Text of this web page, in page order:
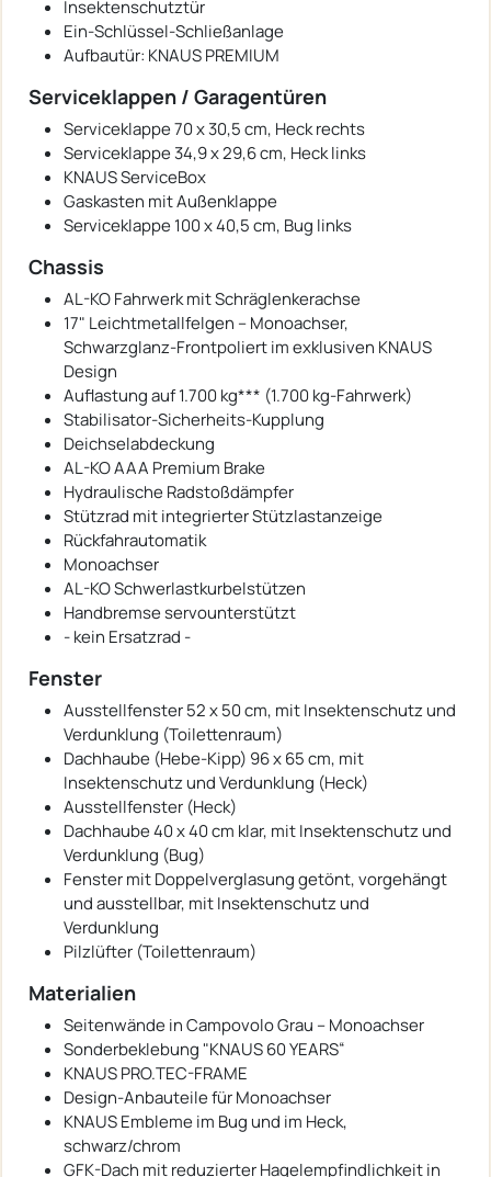
Insektenschutztür
Ein-Schlüssel-Schließanlage
Aufbautür: KNAUS PREMIUM
Serviceklappen / Garagentüren
Serviceklappe 70 x 30,5 cm, Heck rechts
Serviceklappe 34,9 x 29,6 cm, Heck links
KNAUS ServiceBox
Gaskasten mit Außenklappe
Serviceklappe 100 x 40,5 cm, Bug links
Chassis
AL-KO Fahrwerk mit Schräglenkerachse
17" Leichtmetallfelgen – Monoachser,
Schwarzglanz-Frontpoliert im exklusiven KNAUS
Design
Auflastung auf 1.700 kg*** (1.700 kg-Fahrwerk)
Stabilisator-Sicherheits-Kupplung
Deichselabdeckung
AL-KO AAA Premium Brake
Hydraulische Radstoßdämpfer
Stützrad mit integrierter Stützlastanzeige
Rückfahrautomatik
Monoachser
AL-KO Schwerlastkurbelstützen
Handbremse servounterstützt
- kein Ersatzrad -
Fenster
Ausstellfenster 52 x 50 cm, mit Insektenschutz und
Verdunklung (Toilettenraum)
Dachhaube (Hebe-Kipp) 96 x 65 cm, mit
Insektenschutz und Verdunklung (Heck)
Ausstellfenster (Heck)
Dachhaube 40 x 40 cm klar, mit Insektenschutz und
Verdunklung (Bug)
Fenster mit Doppelverglasung getönt, vorgehängt
und ausstellbar, mit Insektenschutz und
Verdunklung
Pilzlüfter (Toilettenraum)
Materialien
Seitenwände in Campovolo Grau – Monoachser
Sonderbeklebung "KNAUS 60 YEARS“
KNAUS PRO.TEC-FRAME
Design-Anbauteile für Monoachser
KNAUS Embleme im Bug und im Heck,
schwarz/chrom
GFK-Dach mit reduzierter Hagelempfindlichkeit in